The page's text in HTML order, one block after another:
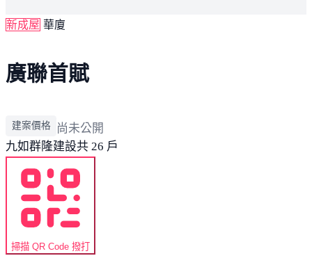
新成屋 華廈
廣聯首賦
建案價格
尚未公開
九如群隆建設共 26 戶
掃描 QR Code 撥打